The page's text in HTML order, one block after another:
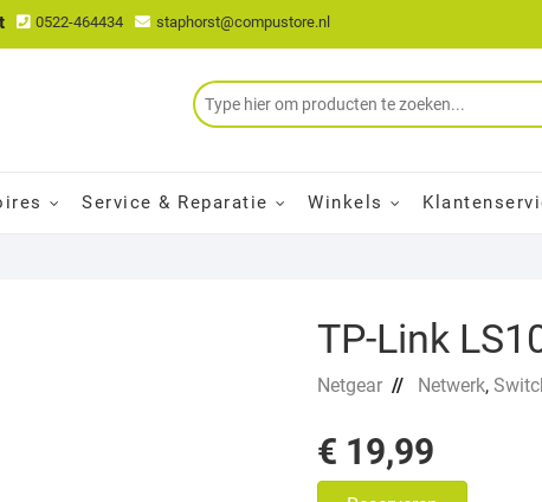
0522-464434 staphorst@compustore.nl
Service & Reparatie Winkels
TP-Link
Netgear// Netwerk,
€ 19,99